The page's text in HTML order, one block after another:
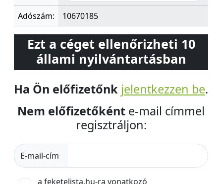
Adószám:
10670185
Ezt a céget ellenőrizheti 10
állami nyilvántartásban
Ha Ön előfizetőnk jelentkezzen be.
Nem előfizetőként e-mail címmel
regisztráljon:
E-mail-cím
a feketelista.hu-ra vonatkozó